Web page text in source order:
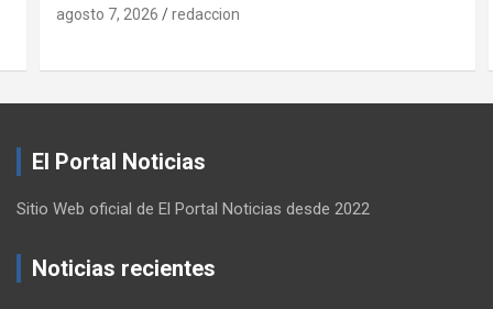
agosto 7, 2026 redaccion
El Portal Noticias
Sitio Web oficial de El Portal Noticias desde 2022
Noticias recientes